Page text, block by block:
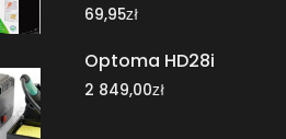
69,95zł
Optoma HD28i
2 849,00zł